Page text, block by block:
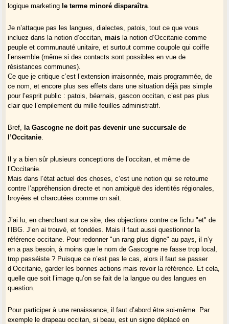
logique marketing le terme minoré disparaîtra
Je n’attaque pas les langues, dialectes, patois, tout ce que vous
incluez dans la notion d’occitan,mais la notion d’Occitanie comme
peuple et communauté unitaire, et surtout comme coupole qui coiffe
l’ensemble (même si des contacts sont possibles en vue de
résistances communes).
Ce que je critique c’est l’extension irraisonnée, mais programmée, de
ce nom, et encore plus ses effets dans une situation déjà pas simple
pour l’esprit public : patois, béarnais, gascon occitan, c’est pas plus
clair que l’empilement du mille-feuilles administratif.
Bref,
la Gascogne ne doit pas devenir une succursale de
l’Occitanie
Il y a bien sûr plusieurs conceptions de l’occitan, et même de
l’Occitanie.
Mais dans l’état actuel des choses, c’est une notion qui se retourne
contre l’appréhension directe et non ambiguë des identités régionales,
broyées et charcutées comme on sait.
J’ai lu, en cherchant sur ce site, des objections contre ce fichu "et" de
l’IBG. J’en ai trouvé, et fondées. Mais il faut aussi questionner la
référence occitane. Pour redonner "un rang plus digne" au pays, il n’y
en a pas besoin, à moins que le nom de Gascogne ne fasse trop local,
trop passéiste ? Puisque ce n’est pas le cas, alors il faut se passer
d’Occitanie, garder les bonnes actions mais revoir la référence. Et cela,
quelle que soit l’image qu’on se fait de la langue ou des langues en
question.
Pour participer à une renaissance, il faut d’abord être soi-même. Par
exemple le drapeau occitan, si beau, est un signe déplacé en